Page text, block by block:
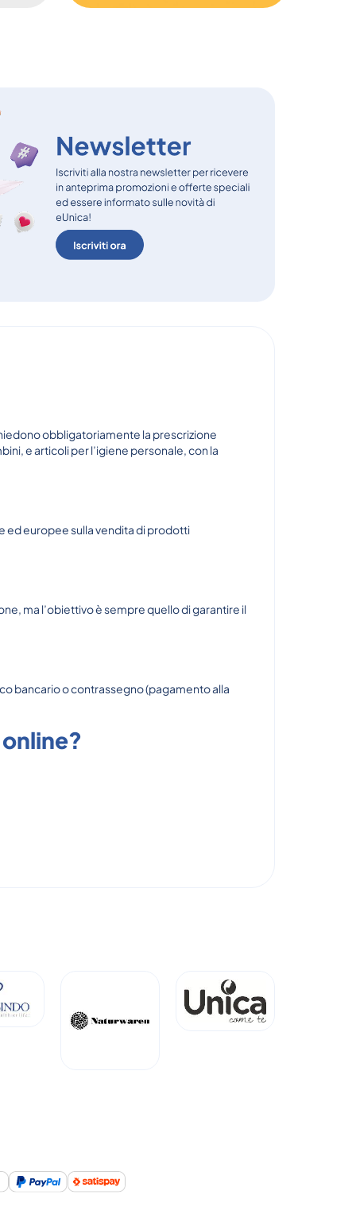
obbligatoriamente la prescrizione
e articoli per l’igiene personale, con la
ed europee sulla vendita di prodotti
ma l’obiettivo è sempre quello di garantire il
bancario o contrassegno (pagamento alla